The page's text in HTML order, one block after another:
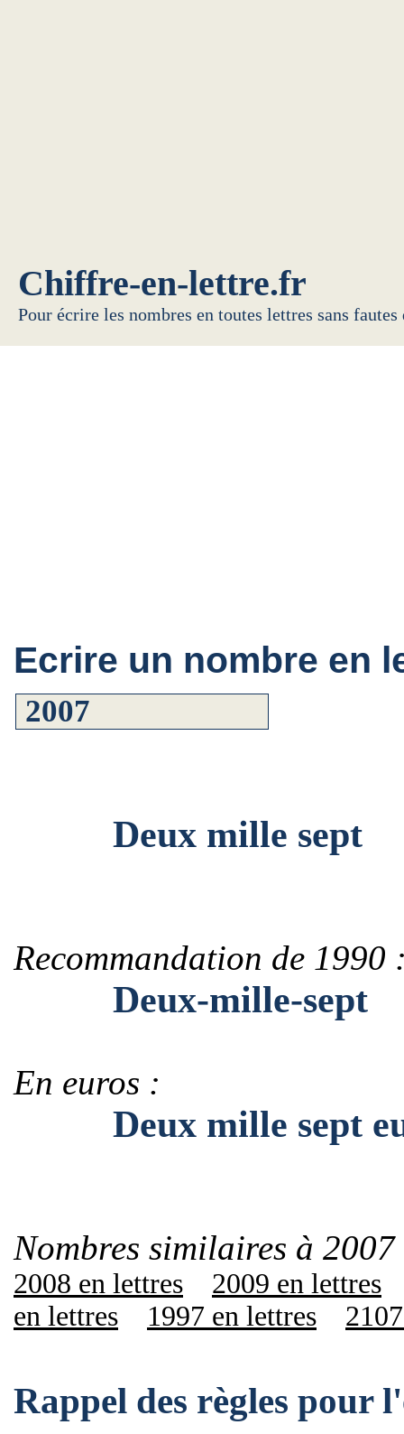
Chiffre-en-lettre.fr
Pour écrire les nombres en toutes lettres sans
Ecrire un nombre en
Deux mille sept
Recommandation de 1990
Deux-mille-sept
En euros :
Deux mille sept
Nombres similaires à
2008 en lettres
2009 en lettres
en lettres
1997 en lettres
Rappel des règles pour